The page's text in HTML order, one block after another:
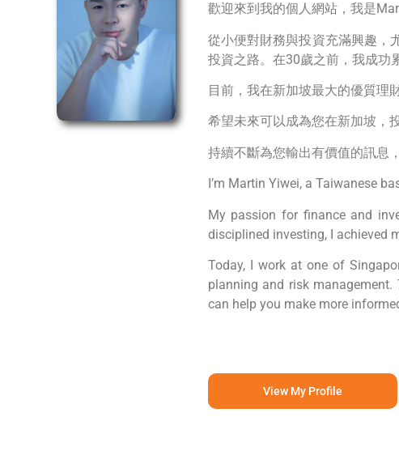
歡迎來到我的個人網站，我是
從小便對財務與投資充滿興趣，
投資之路。在30歲之前，我成功
目前，我在新加坡最大的優質理
希望未來可以成為您在新加坡，
持續不斷為您輸出有價值的訊息
I’m Martin Yiwei, a Taiwanese
My passion for finance and
disciplined investing, I achieved
Today, I work at one of
planning and risk
can help you make more
View My Profile